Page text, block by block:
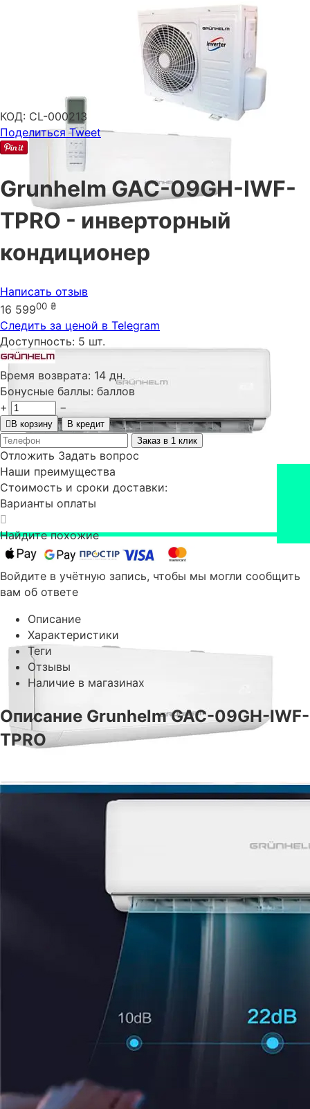
КОД: CL-000213
Поделиться Tweet
Grunhelm GAC-09GH-IWF-
TPRO - инверторный
кондиционер
Написать отзыв
16 59900 ₴
Следить за ценой в Telegram
Доступность: 5 шт.
Время возврата: 14 дн.
Бонусные баллы: баллов
+
−
В корзину
В кредит
Заказ в 1 клик
Отложить Задать вопрос
Наши преимущества
Стоимость и сроки доставки:
Варианты оплаты
Найдите похожие
Войдите в учётную запись, чтобы мы могли сообщить
вам об ответе
Описание
Характеристики
Теги
Отзывы
Наличие в магазинах
Описание Grunhelm GAC-09GH-IWF-
TPRO